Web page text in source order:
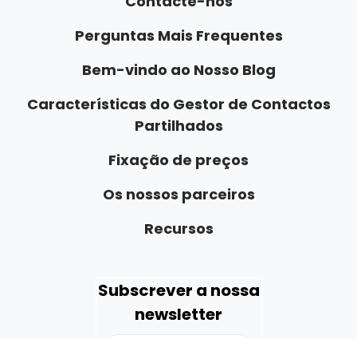
Perguntas Mais Frequentes
Bem-vindo ao Nosso Blog
Características do Gestor de Contactos
Partilhados
Fixação de preços
Os nossos parceiros
Recursos
Subscrever a nossa
newsletter